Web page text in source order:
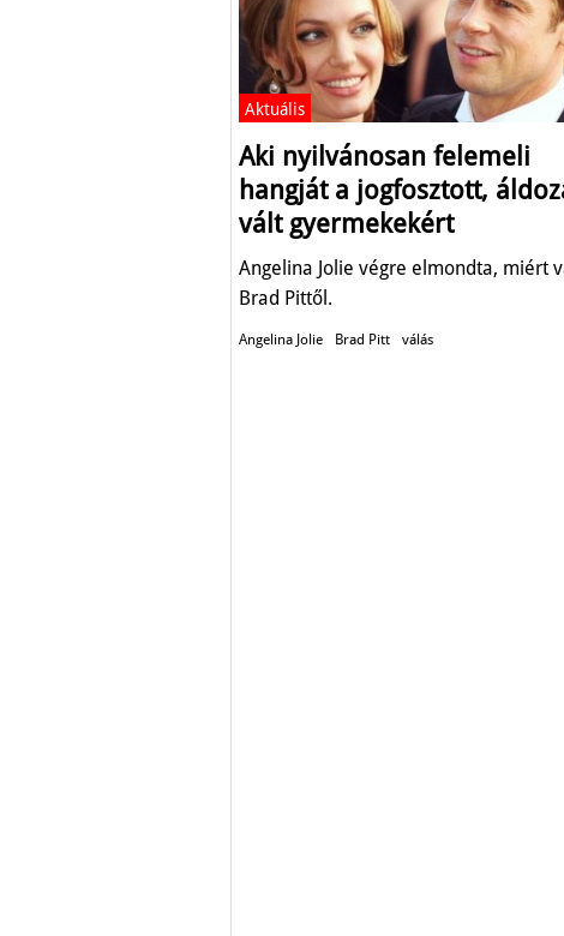
Aktuális
Aki nyilvánosan felemeli
hangját a jogfosztott,
vált gyermekekért
Angelina Jolie végre elmondta, miért
Brad Pittől.
Angelina Jolie Brad Pitt válás